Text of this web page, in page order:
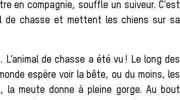
en compagnie, souffle un suiveur. C’est
de chasse et mettent les chiens sur sa
de chasse a été vu ! Le long des
espère voir la bête, ou du moins, les
la meute donne à pleine gorge. Au bout